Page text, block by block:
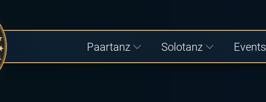
Paartanz Solotanz Events